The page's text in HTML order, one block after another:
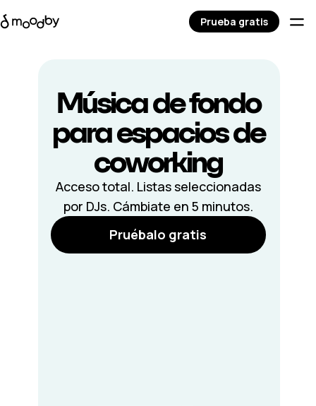
Música de fondo
para espacios de
coworking
Acceso total. Listas seleccionadas
por DJs. Cámbiate en 5 minutos.
Pruébalo gratis
Prueba gratis